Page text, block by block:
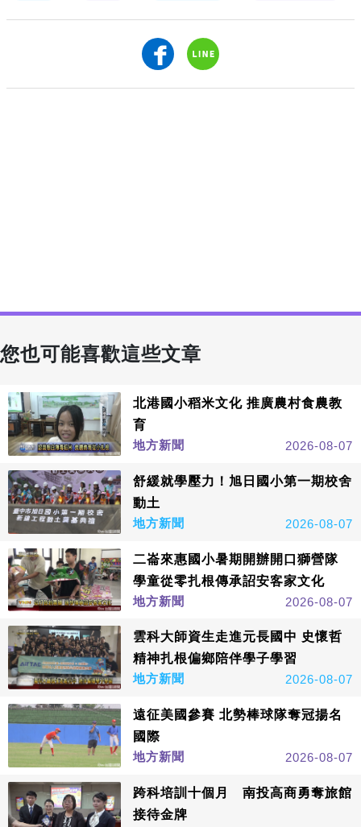
您也可能喜歡這些文章
北港國小稻米文化 推廣農村食農教
育
地方新聞
2026-08-07
舒緩就學壓力！旭日國小第一期校舍
動土
地方新聞
2026-08-07
二崙來惠國小暑期開辦開口獅營隊
學童從零扎根傳承詔安客家文化
地方新聞
2026-08-07
雲科大師資生走進元長國中 史懷哲
精神扎根偏鄉陪伴學子學習
地方新聞
2026-08-07
遠征美國參賽 北勢棒球隊奪冠揚名
國際
地方新聞
2026-08-07
跨科培訓十個月 南投高商勇奪旅館
接待金牌